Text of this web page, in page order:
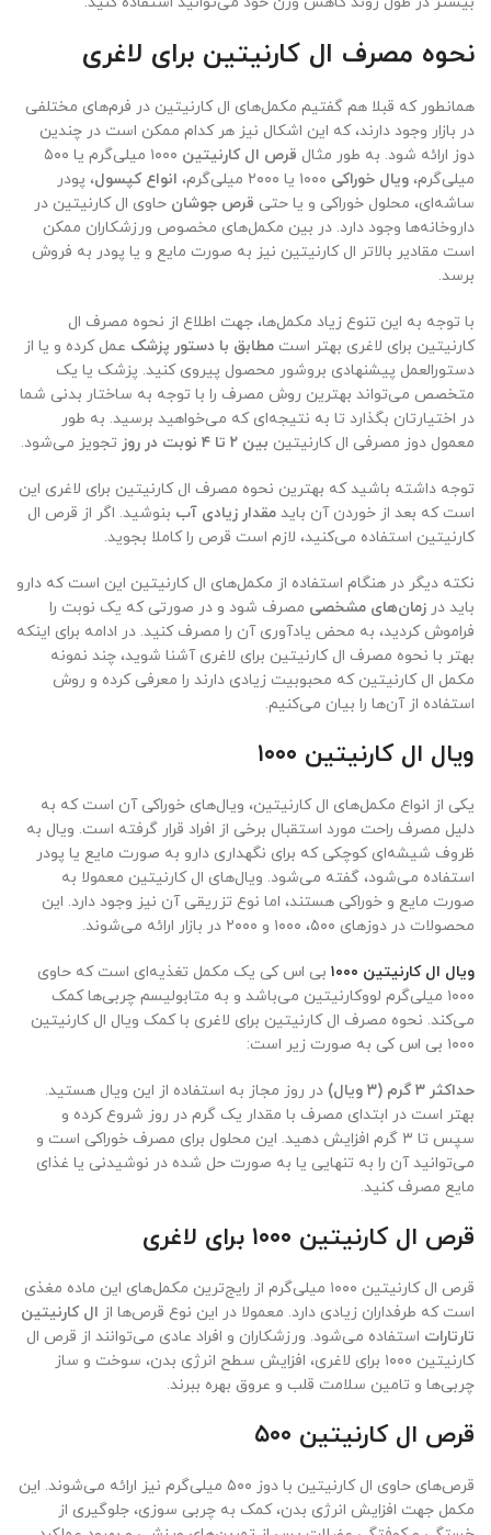
نحوه مصرف ال کارنیتین برای لاغری
همانطور که قبلا هم گفتیم مکمل‌های ال کارنیتین در فرم‌های مختلفی
در بازار وجود دارند، که این اشکال نیز هر کدام ممکن است در چندین
دوز ارائه شود. به طور مثال قرص ال کارنیتین
۱۰۰۰ میلی‌گرم یا ۵۰۰
میلی‌گرم، ویال خوراکی انواع کپسول، پودر
ساشه‌ای، محلول خوراکی و یا حتی قرص جوشان حاوی ال کارنیتین در
داروخانه‌ها وجود دارد. در بین مکمل‌های مخصوص ورزشکاران ممکن
است مقادیر بالاتر ال کارنیتین نیز به صورت مایع و یا پودر به فروش
برسد.
با توجه به این تنوع زیاد مکمل‌ها، جهت اطلاع از نحوه مصرف ال
کارنیتین برای لاغری بهتر است مطابق با دستور پزشک عمل کرده و یا از
دستورالعمل پیشنهادی بروشور محصول پیروی کنید. پزشک یا یک
متخصص می‌تواند بهترین روش مصرف را با توجه به ساختار بدنی شما
در اختیارتان بگذارد تا به نتیجه‌ای که می‌خواهید برسید. به طور
معمول دوز مصرفی ال کارنیتین بین ۲ تا ۴ نوبت در روز تجویز می‌شود.
توجه داشته باشید که بهترین نحوه مصرف ال کارنیتین برای لاغری این
است که بعد از خوردن آن باید مقدار زیادی آب بنوشید. اگر از قرص ال
کارنیتین استفاده می‌کنید، لازم است قرص را کاملا بجوید.
نکته دیگر در هنگام استفاده از مکمل‌های ال کارنیتین این است که دارو
باید در زمان‌های مشخصی مصرف شود و در صورتی که یک نوبت را
فراموش کردید، به محض یادآوری آن را مصرف کنید. در ادامه برای اینکه
بهتر با نحوه مصرف ال کارنیتین برای لاغری آشنا شوید، چند نمونه
مکمل ال کارنیتین که محبوبیت زیادی دارند را معرفی کرده و روش
استفاده از آن‌ها را بیان می‌کنیم.
ویال ال کارنیتین ۱۰۰۰
یکی از انواع مکمل‌های ال کارنیتین، ویال‌های خوراکی آن است که به
دلیل مصرف راحت مورد استقبال برخی از افراد قرار گرفته است. ویال به
ظروف شیشه‌ای کوچکی که برای نگهداری دارو به صورت مایع یا پودر
استفاده می‌شود، گفته می‌شود. ویال‌های ال کارنیتین معمولا به
صورت مایع و خوراکی هستند، اما نوع تزریقی آن نیز وجود دارد. این
محصولات در دوزهای ۵۰۰، ۱۰۰۰ و ۲۰۰۰ در بازار ارائه می‌شوند.
ویال ال کارنیتین ۱۰۰۰
بی اس کی یک مکمل تغذیه‌ای است که حاوی
۱۰۰۰ میلی‌گرم لووکارنیتین می‌باشد و به متابولیسم چربی‌ها کمک
می‌کند. نحوه مصرف ال کارنیتین برای لاغری با کمک ویال ال کارنیتین
۱۰۰۰ بی اس کی به صورت زیر است:
حداکثر ۳ گرم (۳ ویال)
در روز مجاز به استفاده از این ویال هستید.
بهتر است در ابتدای مصرف با مقدار یک گرم در روز شروع کرده و
سپس تا ۳ گرم افزایش دهید. این محلول برای مصرف خوراکی است و
می‌توانید آن را به تنهایی یا به صورت حل شده در نوشیدنی یا غذای
مایع مصرف کنید.
قرص ال کارنیتین ۱۰۰۰ برای لاغری
قرص ال کارنیتین ۱۰۰۰ میلی‌گرم از رایج‌ترین مکمل‌های این ماده مغذی
است که طرفداران زیادی دارد. معمولا در این نوع قرص‌ها از ال کارنیتین
تارتارات استفاده می‌شود. ورزشکاران و افراد عادی می‌توانند از قرص ال
کارنیتین ۱۰۰۰ برای لاغری، افزایش سطح انرژی بدن، سوخت و ساز
چربی‌ها و تامین سلامت قلب و عروق بهره ببرند.
قرص ال کارنیتین ۵۰۰
قرص‌های حاوی ال کارنیتین با دوز ۵۰۰ میلی‌گرم نیز ارائه می‌شوند. این
مکمل جهت افزایش انرژی بدن، کمک به چربی سوزی، جلوگیری از